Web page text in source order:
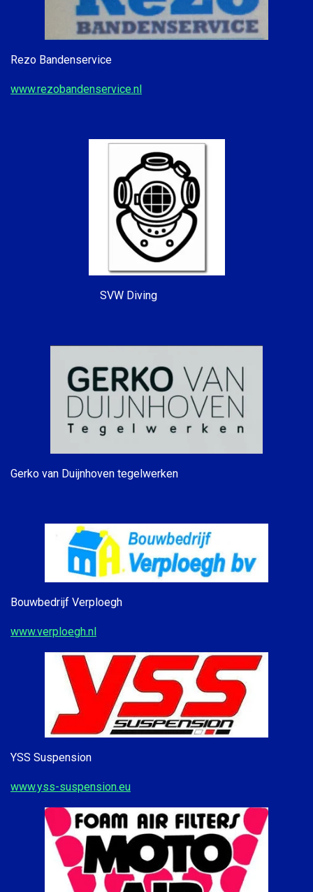
Rezo Bandenservice
www.rezobandenservice.nl
SVW Diving
Gerko van Duijnhoven tegelwerken
Bouwbedrijf Verploegh
www.verploegh.nl
YSS Suspension
www.yss-suspension.eu